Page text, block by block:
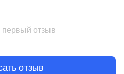
первый отзыв
отзыв